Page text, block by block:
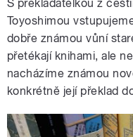
S překladatelkou z
Toyoshimou
dobře známou vůní
přetékají knihami, ale
nacházíme známou
konkrétně její překlad